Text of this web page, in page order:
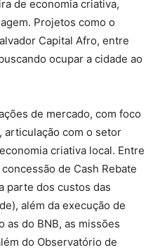
de economia criativa,
Projetos como o
Capital Afro, entre
ocupar a cidade ao
de mercado, com foco
articulação com o setor
criativa local. Entre
de Cash Rebate
parte dos custos das
além da execução de
as do BNB, as missões
do Observatório de